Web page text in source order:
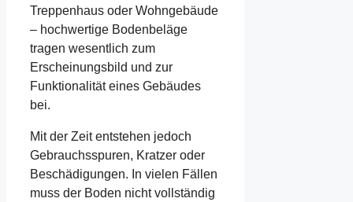
Treppenhaus oder Wohngebäude
– hochwertige Bodenbeläge
tragen wesentlich zum
Erscheinungsbild und zur
Funktionalität eines Gebäudes
bei.
Mit der Zeit entstehen jedoch
Gebrauchsspuren, Kratzer oder
Beschädigungen. In vielen Fällen
muss der Boden nicht vollständig